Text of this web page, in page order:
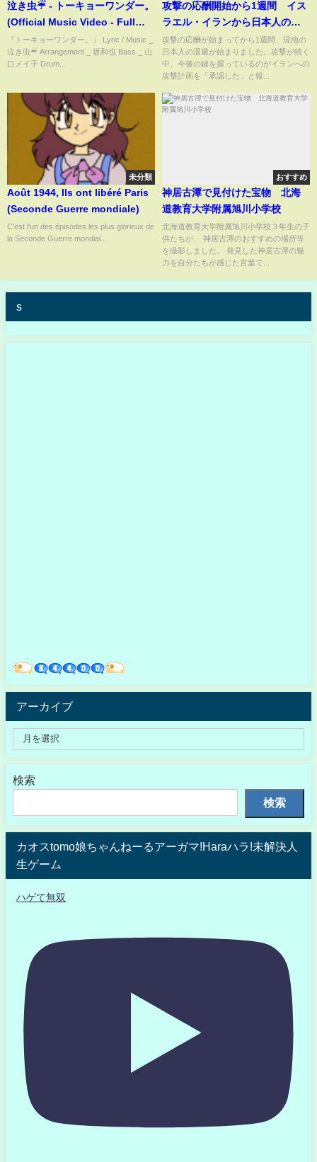
泣き虫☔︎ - トーキョーワンダー。
(Official Music Video - Full
Size)
『トーキョーワンダー。』 Lyric / Music _
泣き虫☔︎ Arrangement _ 坂和也 Bass _ 山
口メイ子 Drum...
攻撃の応酬開始から1週間 イス
ラエル・イランから日本人の退
避開始 鍵を握るトランプ大統
領はイラン攻撃計画 “承認”か
核めぐる立場の違いは？須賀川
TBS NEWS DIG
攻撃の応酬が始まってから1週間、現地の
日本人の退避が始まりました。攻撃が続く
中、今後の鍵を握っているのがイランへの
攻撃計画を「承認した」と報...
未分類
Août 1944, Ils ont libéré Paris
(Seconde Guerre mondiale)
C'est l'un des épisodes les plus glorieux de
la Seconde Guerre mondial...
おすすめ
神居古潭で見付けた宝物 北海
道教育大学附属旭川小学校
北海道教育大学附属旭川小学校３年生の子
供たちが、 神居古潭のおすすめの場所等
を撮影しました。 発見した神居古潭の魅
力を自分たちが感じた言葉で...
s
アーカイブ
検索
検索
カオスtomo娘ちゃんねーるアーガマ!Haraハラ!未解決人
生ゲーム
ハゲて無双